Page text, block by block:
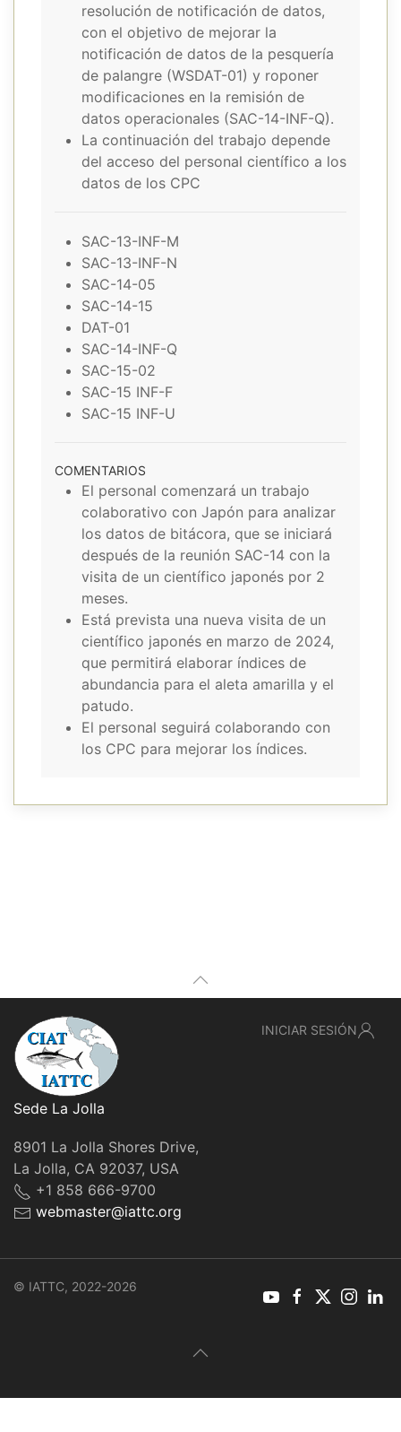
resolución de notificación de datos,
con el objetivo de mejorar la
notificación de datos de la pesquería
de palangre (WSDAT-01) y roponer
modificaciones en la remisión de
datos operacionales (SAC-14-INF-Q).
La continuación del trabajo depende
del acceso del personal científico a los
datos de los CPC
SAC-13-INF-M
SAC-13-INF-N
SAC-14-05
SAC-14-15
DAT-01
SAC-14-INF-Q
SAC-15-02
SAC-15 INF-F
SAC-15 INF-U
COMENTARIOS
El personal comenzará un trabajo
colaborativo con Japón para analizar
los datos de bitácora, que se iniciará
después de la reunión SAC-14 con la
visita de un científico japonés por 2
meses.
Está prevista una nueva visita de un
científico japonés en marzo de 2024,
que permitirá elaborar índices de
abundancia para el aleta amarilla y el
patudo.
El personal seguirá colaborando con
los CPC para mejorar los índices.
Sede La Jolla
8901 La Jolla Shores Drive,
La Jolla, CA 92037, USA
+1 858 666-9700
webmaster@iattc.org
INICIAR SESIÓN
© IATTC, 2022-2026